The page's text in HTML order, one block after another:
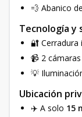
💨 Abanico
Tecnología y
🔐 Cerradura
📹 2
💡
Ubicación
✈️ A solo 15